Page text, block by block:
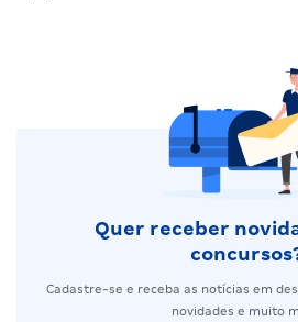
Quer receber
Cadastre-se e receba as notícias em
novidades e muito